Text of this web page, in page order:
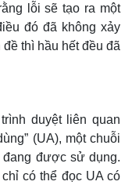
lỗi sẽ tạo ra một
đó đã không xảy
thì hầu hết đều đã
duyệt liên quan
(UA), một chuỗi
đang được sử dụng.
có thể đọc UA có